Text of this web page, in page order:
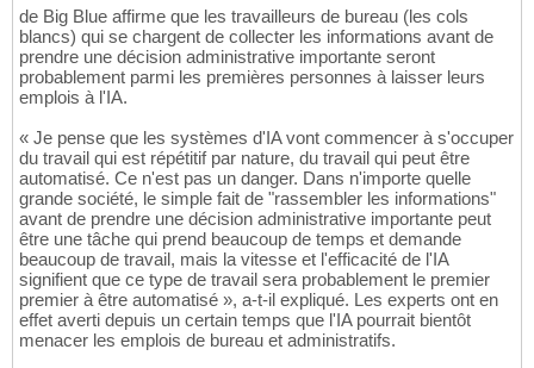
de Big Blue affirme que les travailleurs de bureau (les cols
blancs) qui se chargent de collecter les informations avant de
prendre une décision administrative importante seront
probablement parmi les premières personnes à laisser leurs
emplois à l'IA.
« Je pense que les systèmes d'IA vont commencer à s'occuper
du travail qui est répétitif par nature, du travail qui peut être
automatisé. Ce n'est pas un danger. Dans n'importe quelle
grande société, le simple fait de "rassembler les informations"
avant de prendre une décision administrative importante peut
être une tâche qui prend beaucoup de temps et demande
beaucoup de travail, mais la vitesse et l'efficacité de l'IA
signifient que ce type de travail sera probablement le premier
premier à être automatisé », a-t-il expliqué. Les experts ont en
effet averti depuis un certain temps que l'IA pourrait bientôt
menacer les emplois de bureau et administratifs.